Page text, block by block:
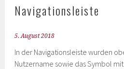
Navigationsleiste
5. August 2018
In der Navigationsleiste wurden
Nutzername sowie das Symbol